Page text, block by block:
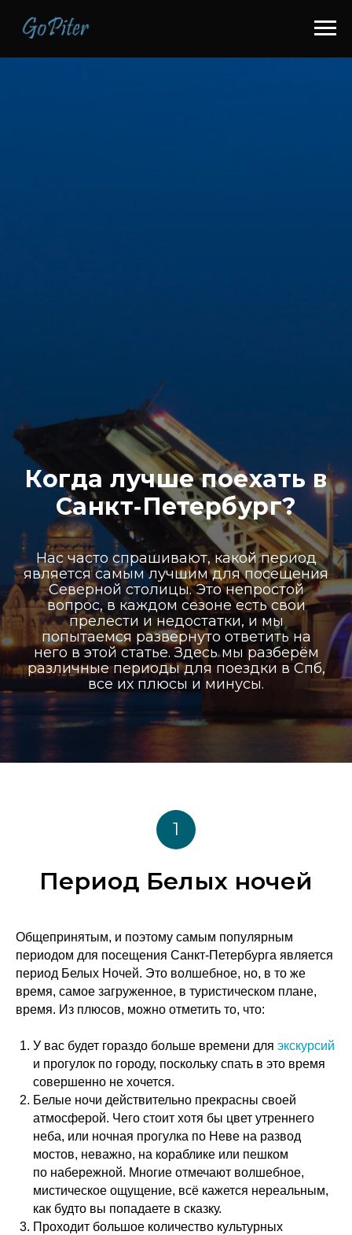
Когда лучше поехать в
Санкт‑Петербург?
Нас часто спрашивают, какой период
является самым лучшим для посещения
Северной столицы. Это непростой
вопрос, в каждом сезоне есть свои
прелести и недостатки, и мы
попытаемся развернуто ответить на
него в этой статье. Здесь мы разберём
различные периоды для поездки в Спб,
все их плюсы и минусы.
1
Период Белых ночей
Общепринятым, и поэтому самым популярным
периодом для посещения Санкт-Петербурга является
период Белых Ночей. Это волшебное, но, в то же
время, самое загруженное, в туристическом плане,
время. Из плюсов, можно отметить то, что:
У вас будет гораздо больше времени для экскурсий
и прогулок по городу, поскольку спать в это время
совершенно не хочется.
Белые ночи действительно прекрасны своей
атмосферой. Чего стоит хотя бы цвет утреннего
неба, или ночная прогулка по Неве на развод
мостов, неважно, на кораблике или пешком
по набережной. Многие отмечают волшебное,
мистическое ощущение, всё кажется нереальным,
как будто вы попадаете в сказку.
Проходит большое количество культурных